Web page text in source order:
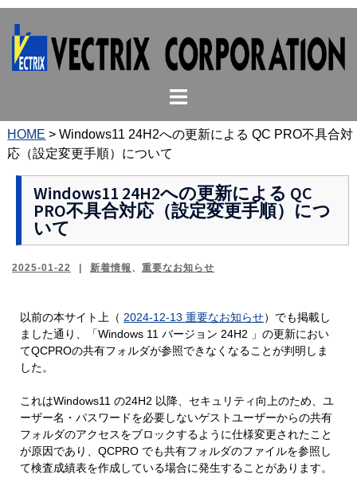
ス
キ
ト
ル
メ
ュ
ー
HOME >Windows11 24H2への更新による QC PRO不具合対
応（設定変更手順）について
Windows11 24H2への更新による QC
PRO不具合対応（設定変更手順）につ
いて
2025-01-22 新着情報 、 重要なお知らせ
以前の本サイト上（ 2024-12-13 重要なお知らせ）でも掲載し
ました通り、「Windows 11 バージョン 24H2 」の更新におい
てQCPROの共有フォルダが参照できなくなることが判明しま
した。
これはWindows11 の24H2 以降、セキュリティ向上のため、ユ
ーザー名・パスワードを必要しないゲストユーザーからの共有
フォルダのアクセスをブロックするように仕様変更されたこと
が原因であり、QCPRO でも共有フォルダのファイルを参照し
て検査成績表を作成している場合に発生することがあります。